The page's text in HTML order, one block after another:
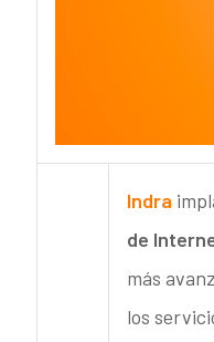
Indra
de
más
los